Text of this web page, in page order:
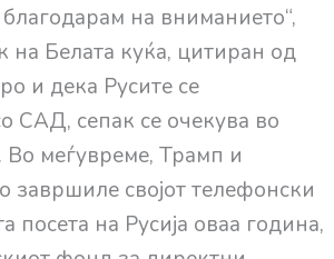
на вниманието“,
Белата куќа, цитиран од
и дека Русите се
САД, сепак се очекува во
Во меѓувреме, Трамп и
завршиле својот телефонски
посета на Русија оваа година,